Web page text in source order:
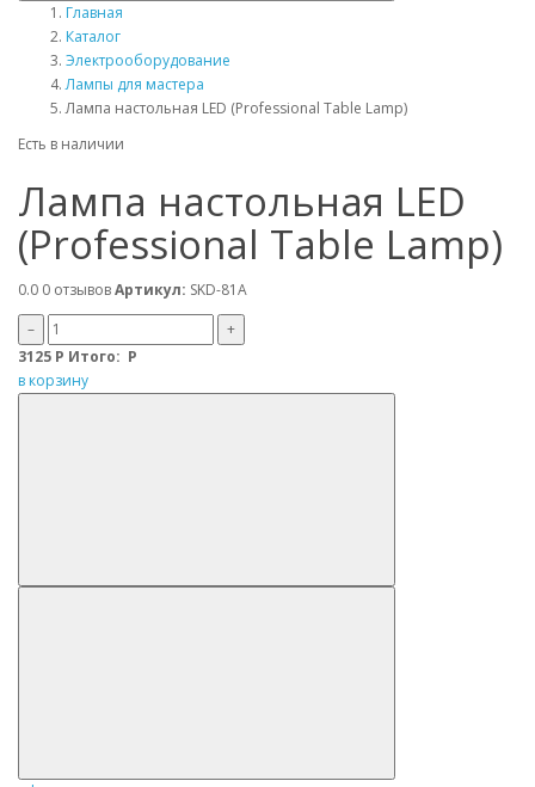
Главная
Каталог
Электрооборудование
Лампы для мастера
Лампа настольная LED (Professional Table Lamp)
Есть в наличии
Лампа настольная LED
(Professional Table Lamp)
0.0 0 отзывовАртикул: SKD-81A
–
+
3125 Р Итого: Р
в корзину